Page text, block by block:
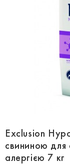
Exclusion
свининою для
алергією 7 кг